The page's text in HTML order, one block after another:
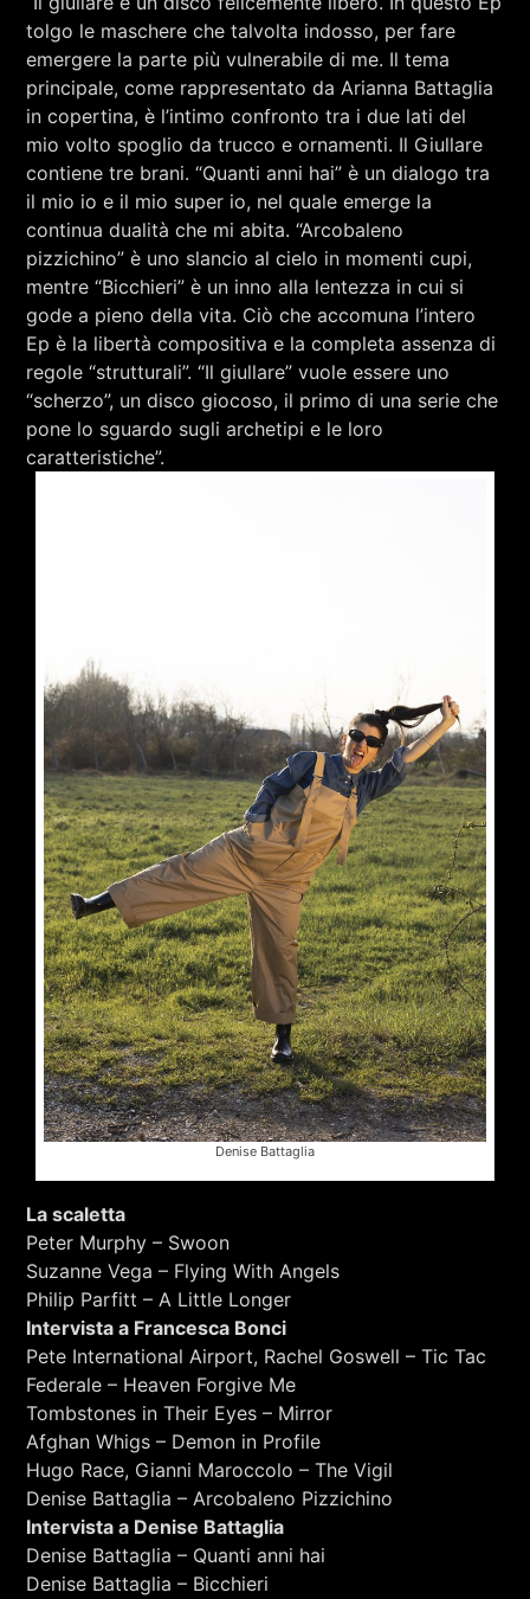
tolgo le maschere che talvolta indosso, per fare
emergere la parte più vulnerabile di me. Il tema
principale, come rappresentato da Arianna Battaglia
in copertina, è l’intimo confronto tra i due lati del
mio volto spoglio da trucco e ornamenti. Il Giullare
contiene tre brani. “Quanti anni hai” è un dialogo tra
il mio io e il mio super io, nel quale emerge la
continua dualità che mi abita. “Arcobaleno
pizzichino” è uno slancio al cielo in momenti cupi,
mentre “Bicchieri” è un inno alla lentezza in cui si
gode a pieno della vita. Ciò che accomuna l’intero
Ep è la libertà compositiva e la completa assenza di
regole “strutturali”. “Il giullare” vuole essere uno
“scherzo”, un disco giocoso, il primo di una serie che
pone lo sguardo sugli archetipi e le loro
caratteristiche”.
Denise Battaglia
La scaletta
Peter Murphy – Swoon
Suzanne Vega – Flying With Angels
Philip Parfitt – A Little Longer
Intervista a Francesca Bonci
Pete International Airport, Rachel Goswell – Tic Tac
Federale – Heaven Forgive Me
Tombstones in Their Eyes – Mirror
Afghan Whigs – Demon in Profile
Hugo Race, Gianni Maroccolo – The Vigil
Denise Battaglia – Arcobaleno Pizzichino
Intervista a Denise Battaglia
Denise Battaglia – Quanti anni hai
Denise Battaglia – Bicchieri